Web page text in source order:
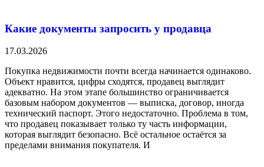
Какие документы запросить у продавца
17.03.2026
Покупка недвижимости почти всегда начинается одинаково.
Объект нравится, цифры сходятся, продавец выглядит
адекватно. На этом этапе большинство ограничивается
базовым набором документов — выписка, договор, иногда
технический паспорт. Этого недостаточно. Проблема в том,
что продавец показывает только ту часть информации,
которая выглядит безопасно. Всё остальное остаётся за
пределами внимания покупателя. И